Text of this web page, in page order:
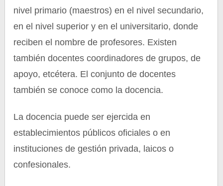
nivel primario (maestros) en el nivel secundario,
en el nivel superior y en el universitario, donde
reciben el nombre de profesores. Existen
también docentes coordinadores de grupos, de
apoyo, etcétera. El conjunto de docentes
también se conoce como la docencia.
La docencia puede ser ejercida en
establecimientos públicos oficiales o en
instituciones de gestión privada, laicos o
confesionales.